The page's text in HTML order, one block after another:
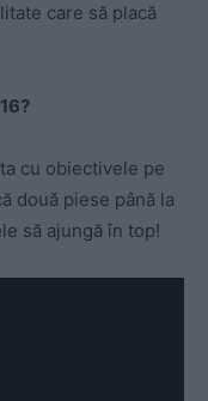
care să placă
cu obiectivele pe
două piese până la
să ajungă în top!